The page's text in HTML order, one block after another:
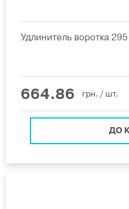
Удлинитель воротка
664.86 грн. / шт.
ДО